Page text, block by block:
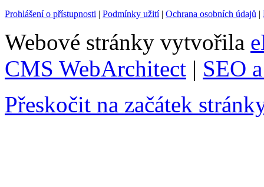
Prohlášení o přístupnosti | Podmínky užití| Ochrana osobních údajů |
Webové stránky vytvořila
CMS WebArchitect | SEO
Přeskočit na začátek